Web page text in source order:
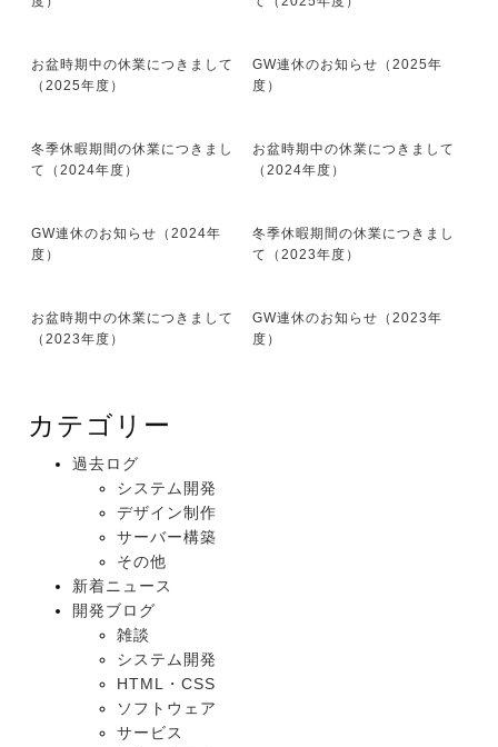
お盆時期中の休業につきまして
（2025年度）
GW連休のお知らせ（2025年
度）
冬季休暇期間の休業につきまし
て（2024年度）
お盆時期中の休業につきまして
（2024年度）
GW連休のお知らせ（2024年
度）
冬季休暇期間の休業につきまし
て（2023年度）
お盆時期中の休業につきまして
（2023年度）
GW連休のお知らせ（2023年
度）
カテゴリー
過去ログ
システム開発
デザイン制作
サーバー構築
その他
新着ニュース
開発ブログ
雑談
システム開発
HTML・CSS
ソフトウェア
サービス